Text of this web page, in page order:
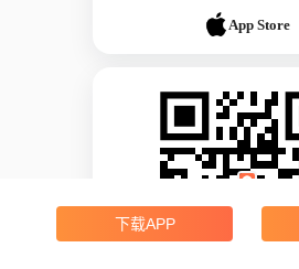
App Store
下载APP